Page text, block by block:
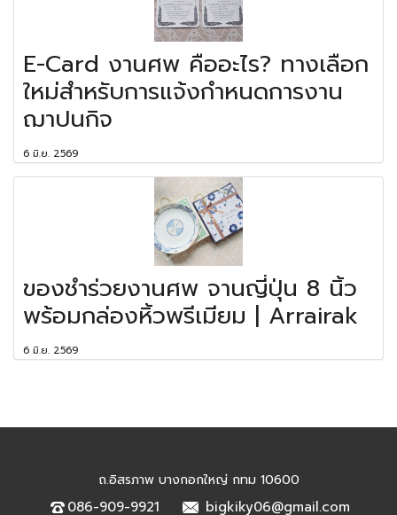
E-Card งานศพ คืออะไร? ทางเลือก
ใหม่สำหรับการแจ้งกำหนดการงาน
ฌาปนกิจ
6 มิ.ย. 2569
ของชำร่วยงานศพ จานญี่ปุ่น 8 นิ้ว
พร้อมกล่องหิ้วพรีเมียม | Arrairak
6 มิ.ย. 2569
ถ.อิสรภาพ บางกอกใหญ่ กทม 10600
086-909-9921 bigkiky06@gmail.com